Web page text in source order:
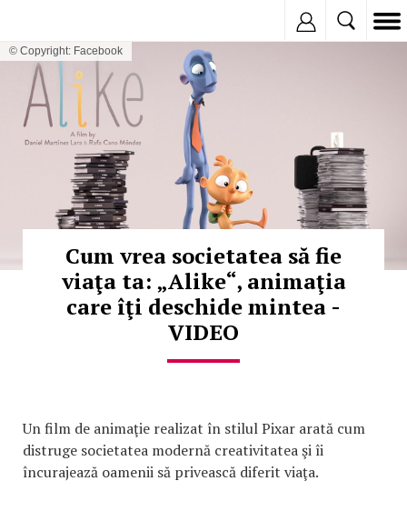
© Copyright: Facebook
Cum vrea societatea să fie
viaţa ta: „Alike“, animaţia
care îţi deschide mintea -
VIDEO
Un film de animaţie realizat în stilul Pixar arată cum
distruge societatea modernă creativitatea şi îi
încurajează oamenii să privească diferit viaţa.